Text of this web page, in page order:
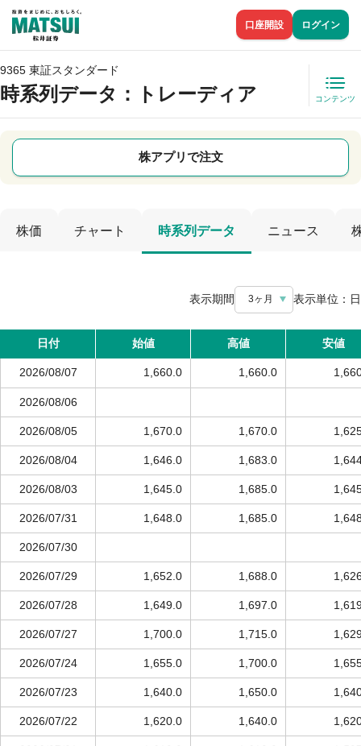
口座開設 ログイン
9365 東証スタンダード
時系列データ ：トレーディア コンテンツ
株アプリで注文
株価 チャート 時系列データ ニュース
表示期間 3ヶ月 表示単位： 日
日付 始値 高値 安値
2026/08/07 1,660.0 1,660.0
2026/08/06
2026/08/05 1,670.0 1,670.0
2026/08/04 1,646.0 1,683.0
2026/08/03 1,645.0 1,685.0
2026/07/31 1,648.0 1,685.0
2026/07/30
2026/07/29 1,652.0 1,688.0
2026/07/28 1,649.0 1,697.0
2026/07/27 1,700.0 1,715.0
2026/07/24 1,655.0 1,700.0
2026/07/23 1,640.0 1,650.0
2026/07/22 1,620.0 1,640.0